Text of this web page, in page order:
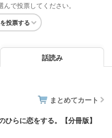
で投票してください。
投票する
話読み
まとめてカート
ひらに恋をする。【分冊版】